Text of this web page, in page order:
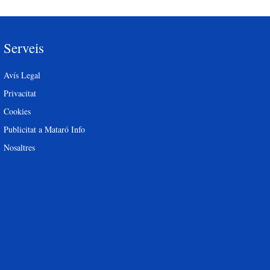
Serveis
Avís Legal
Privacitat
Cookies
Publicitat a Mataró Info
Nosaltres